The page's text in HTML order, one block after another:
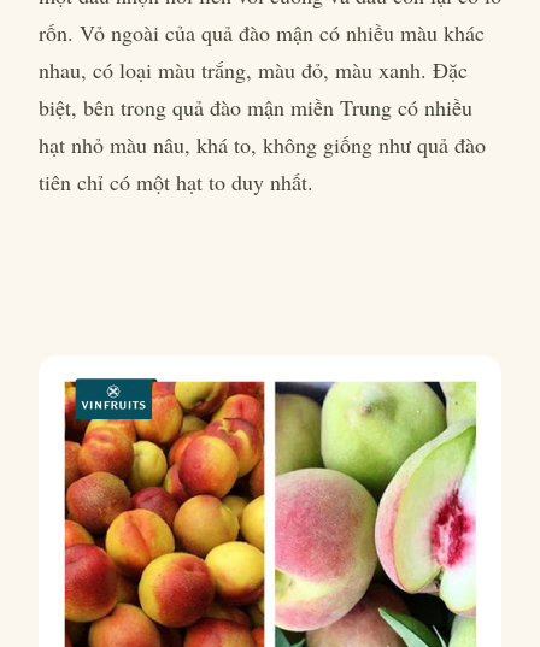
rốn. Vỏ ngoài của quả đào mận có nhiều màu khác
nhau, có loại màu trắng, màu đỏ, màu xanh. Đặc
biệt, bên trong quả đào mận miền Trung có nhiều
hạt nhỏ màu nâu, khá to, không giống như quả đào
tiên chỉ có một hạt to duy nhất.